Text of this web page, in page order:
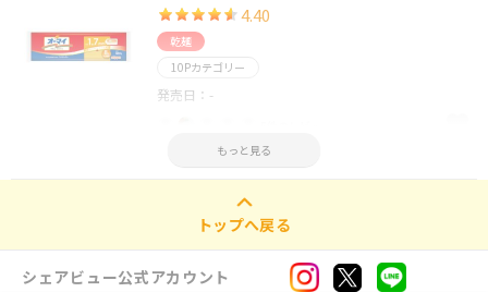
4.40
乾麺
10Pカテゴリー
発売日：-
レビューする
もっと見る
トップへ戻る
シェアビュー公式アカウント